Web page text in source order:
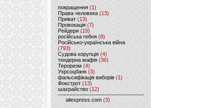
покращення (1)
Права человека(13)
Приват (13)
Провокація (7)
Рейдери (15)
російська гебня (8)
Російсько-українська війна
(793)
Судова корупція (4)
тендерна мафія (36)
Тероризм (4)
Укрсоцбанк (3)
фальсифікація виборів (1)
Фокстрот(13)
шахрайство (12)
aliexpress.com (3)